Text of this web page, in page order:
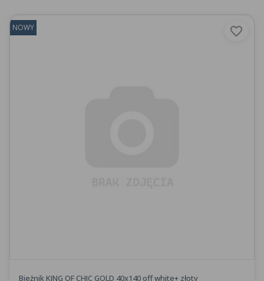
NOWY favorite_border
Bieżnik KING OF CHIC GOLD 40x140 off white+ złoty